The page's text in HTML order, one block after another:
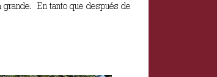
grande. En tanto que después de